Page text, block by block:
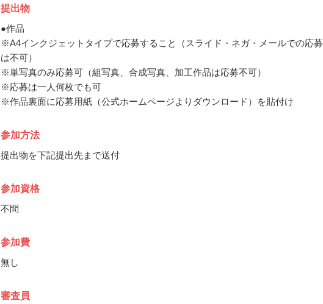
提出物
●作品
※A4インクジェットタイプで応募すること（スライド・ネガ・メールでの応募
は不可）
※単写真のみ応募可（組写真、合成写真、加工作品は応募不可）
※応募は一人何枚でも可
※作品裏面に応募用紙（公式ホームページよりダウンロード）を貼付け
参加方法
提出物を下記提出先まで送付
参加資格
不問
参加費
無し
審査員